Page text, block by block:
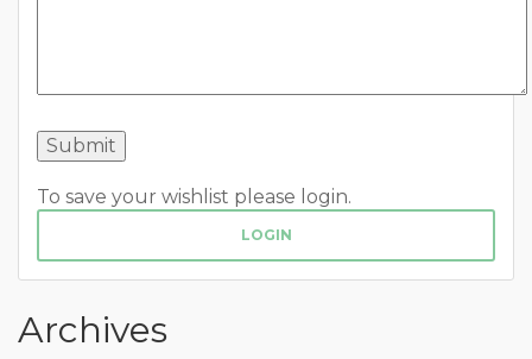
To save your wishlist please login.
LOGIN
Archives